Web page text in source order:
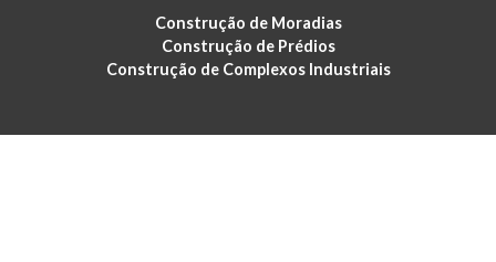
Construção de Moradias
Construção de Prédios
Construção de Complexos Industriais